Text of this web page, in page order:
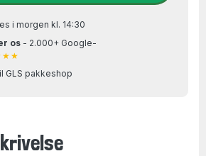
i morgen kl. 14:30
os- 2.000+ Google-
GLS pakkeshop